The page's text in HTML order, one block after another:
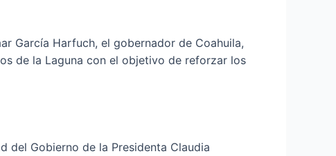
García Harfuch, el gobernador de Coahuila,
de la Laguna con el objetivo de reforzar los
del Gobierno de la Presidenta Claudia